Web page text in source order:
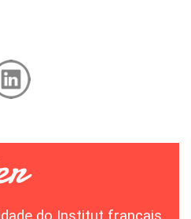
do Institut français